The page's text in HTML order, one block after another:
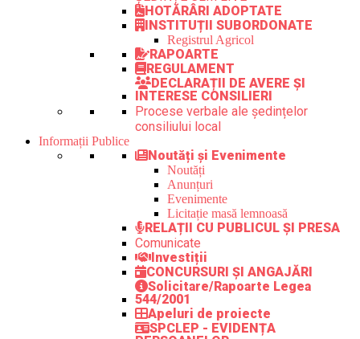
HOTĂRÂRI ADOPTATE
INSTITUȚII SUBORDONATE
Registrul Agricol
RAPOARTE
REGULAMENT
DECLARAȚII DE AVERE ȘI
INTERESE CONSILIERI
Procese verbale ale ședințelor
consiliului local
Informații Publice
Noutăți și Evenimente
Noutăți
Anunțuri
Evenimente
Licitație masă lemnoasă
RELAȚII CU PUBLICUL ȘI PRESA
Comunicate
Investiții
CONCURSURI ȘI ANGAJĂRI
Solicitare/Rapoarte Legea
544/2001
Apeluri de proiecte
SPCLEP - EVIDENȚA